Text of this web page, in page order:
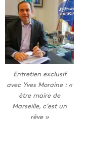
Entretien exclusif
avec Yves Moraine : «
être maire de
Marseille, c’est un
rêve »